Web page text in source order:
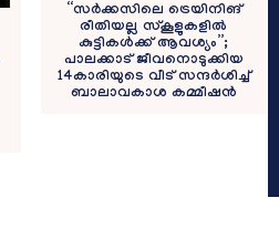
“സര്‍ക്കസിലെ ട്രെയിനിങ്
രീതിയല്ല സ്‌കൂളുകളില്‍
കുട്ടികൾക്ക് ആവശ്യം”;
പാലക്കാട് ജീവനൊടുക്കിയ
14കാരിയുടെ വീട് സന്ദർശിച്ച്
ബാലാവകാശ കമ്മീഷൻ